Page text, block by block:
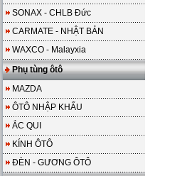
SONAX - CHLB Đức
CARMATE - NHẬT BẢN
WAXCO - Malayxia
Phụ tùng ôtô
MAZDA
ÔTÔ NHẬP KHẨU
ẮC QUI
KÍNH ÔTÔ
ĐÈN - GƯƠNG ÔTÔ